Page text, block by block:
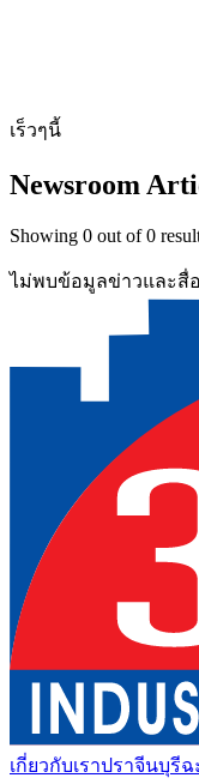
เร็วๆนี้
Newsroom
Showing 0 out of0
ไม่พบข้อมูลข่าวและสื่
เกี่ยวกับเราปราจีนบุรีฉ